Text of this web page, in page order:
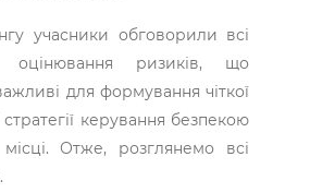
учасники обговорили всі
оцінювання ризиків, що
для формування чіткої
керування безпекою
Отже, розглянемо всі